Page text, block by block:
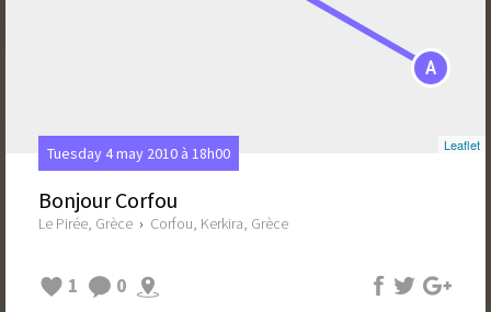
A
Leaflet
Tuesday 4 may 2010 à 18h00
Bonjour Corfou
Le Pirée, Grèce › Corfou, Kerkira, Grèce
1 0